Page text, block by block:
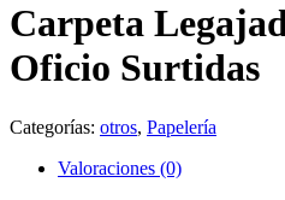
Carpeta
Oficio Surtidas
Categorías: otros, Papelería
Valoraciones (0)